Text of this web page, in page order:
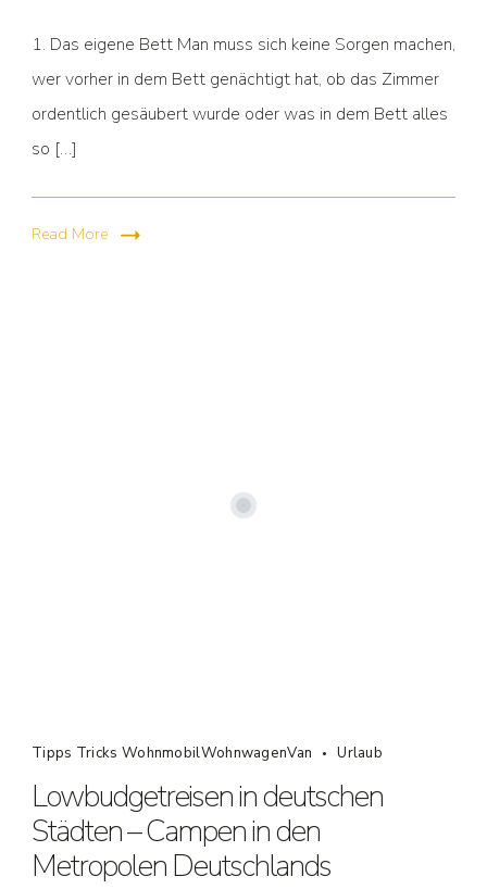
1. Das eigene Bett Man muss sich keine Sorgen machen,
wer vorher in dem Bett genächtigt hat, ob das Zimmer
ordentlich gesäubert wurde oder was in dem Bett alles
so […]
Read More
Tipps Tricks WohnmobilWohnwagenVan Urlaub
Lowbudgetreisen in deutschen
Städten – Campen in den
Metropolen Deutschlands